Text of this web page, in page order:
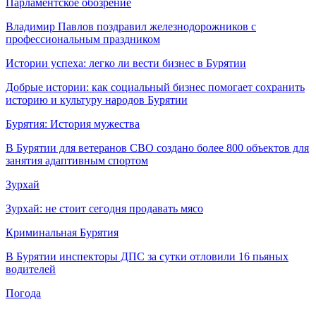
Парламентское обозрение
Владимир Павлов поздравил железнодорожников с
профессиональным праздником
Истории успеха: легко ли вести бизнес в Бурятии
Добрые истории: как социальный бизнес помогает сохранить
историю и культуру народов Бурятии
Бурятия: История мужества
В Бурятии для ветеранов СВО создано более 800 объектов для
занятия адаптивным спортом
Зурхай
Зурхай: не стоит сегодня продавать мясо
Криминальная Бурятия
В Бурятии инспекторы ДПС за сутки отловили 16 пьяных
водителей
Погода